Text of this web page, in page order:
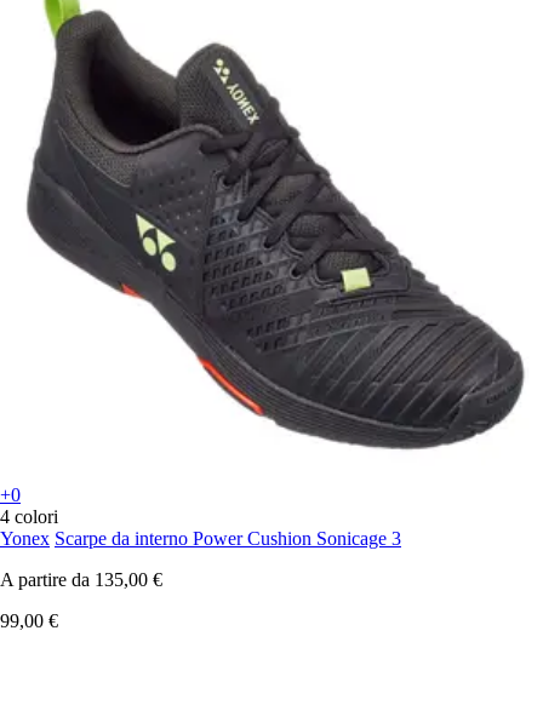
+0
4 colori
Yonex Scarpe da interno Power Cushion Sonicage 3
A partire da 135,00 €
99,00 €